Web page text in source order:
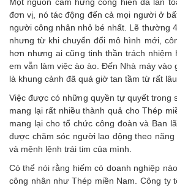
đơn vị, nó tác động đến cả mọi người ở
người công nhân nhỏ bé nhất. Lẽ thường
nhưng từ khi chuyển đổi mô hình mới,
hơn nhưng ai cũng tinh thần trách nhiệm
em vẫn làm việc ào ào. Đến Nhà máy vào
là khung cảnh đã quá giờ tan tầm từ rất lâu.
Việc được có những quyền tự quyết trong
mang lại rất nhiều thành quả cho Thép
mang lại cho tổ chức công đoàn và Ban
được chăm sóc người lao động theo
và mệnh lệnh trái tim của mình.
Có thể nói rằng hiếm có doanh nghiệp
công nhân như Thép miền Nam. Công ty